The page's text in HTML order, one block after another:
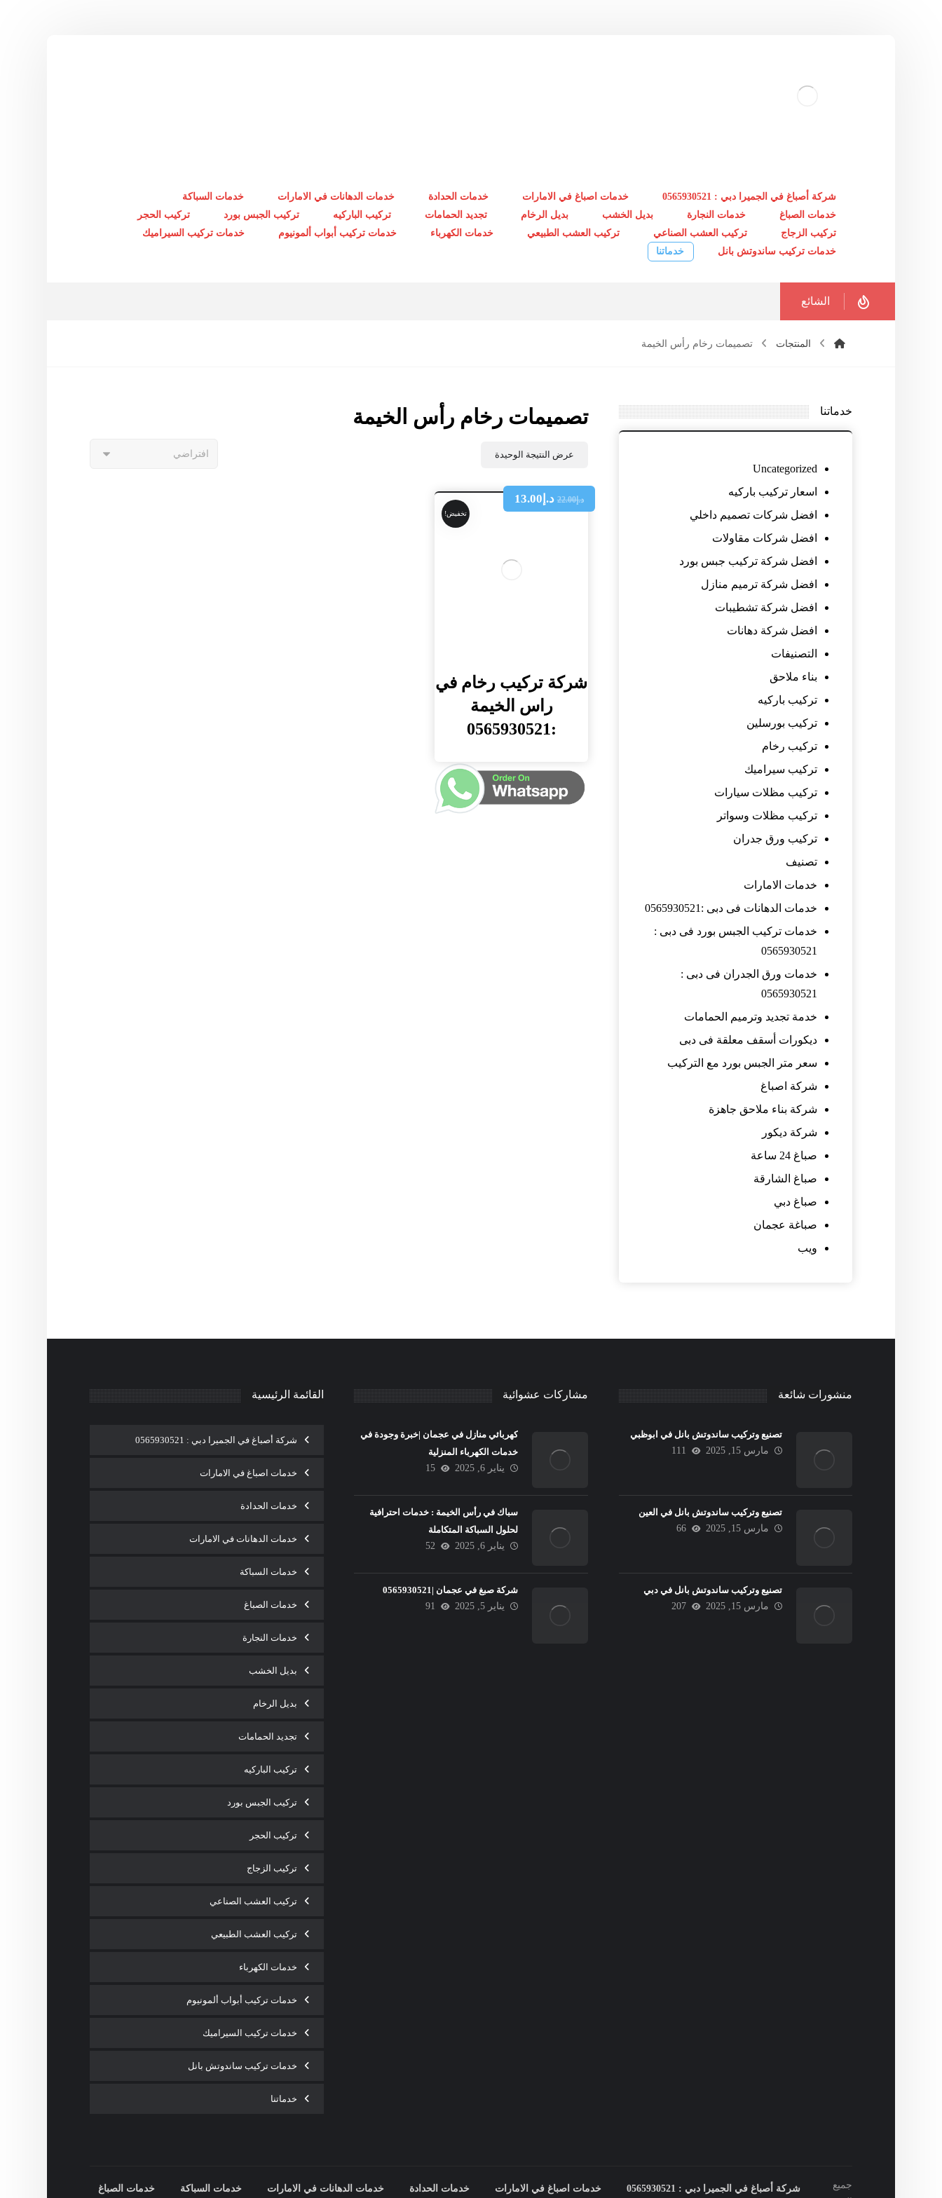
شركة أصباغ في الجميرا دبي : 0565930521 خدمات اصباغ في الامارات خدمات الحدادة خدمات الدهانات في الامارات
خدمات السباكة
خدمات الصباغ
خدمات النجارة بديل الخشب بديل الرخام تجديد الحمامات تركيب الباركيه تركيب الجبس بورد
تركيب الحجر
تركيب الزجاج
تركيب العشب الصناعي تركيب العشب الطبيعي خدمات الكهرباء خدمات تركيب أبواب ألمونيوم
خدمات تركيب السيراميك
خدمات تركيب ساندوتش بانل
خدماتنا
الشائع
المنتجات تصميمات رخام رأس الخيمة
تصميمات رخام رأس الخيمة
عرض النتيجة الوحيدة
تخفيض!
شركة تركيب رخام في
راس الخيمة
:0565930521
د.إ22.00 د.إ 13.00
خدماتنا
Uncategorized
اسعار تركيب باركيه
افضل شركات تصميم داخلي
افضل شركات مقاولات
افضل شركة تركيب جبس بورد
افضل شركة ترميم منازل
افضل شركة تشطيبات
افضل شركة دهانات
التصنيفات
بناء ملاحق
تركيب باركيه
تركيب بورسلين
تركيب رخام
تركيب سيراميك
تركيب مظلات سيارات
تركيب مظلات وسواتر
تركيب ورق جدران
تصنيف
خدمات الامارات
خدمات الدهانات فى دبى :0565930521
خدمات تركيب الجبس بورد فى دبى :
0565930521
خدمات ورق الجدران فى دبى :
0565930521
خدمة تجديد وترميم الحمامات
ديكورات أسقف معلقة فى دبى
سعر متر الجبس بورد مع التركيب
شركة اصباغ
شركة بناء ملاحق جاهزة
شركة ديكور
صباغ 24 ساعة
صباغ الشارقة
صباغ دبي
صباغة عجمان
ويب
منشورات شائعة
تصنيع وتركيب ساندوتش بانل في ابوظبي
مارس 15, 2025
111
تصنيع وتركيب ساندوتش بانل في العين
مارس 15, 2025
66
تصنيع وتركيب ساندوتش بانل في دبي
مارس 15, 2025
207
مشاركات عشوائية
كهربائي منازل في عجمان |خبرة وجودة في
خدمات الكهرباء المنزلية
يناير 6, 2025
15
سباك في رأس الخيمة : خدمات احترافية
لحلول السباكة المتكاملة
يناير 6, 2025
52
شركة صبغ في عجمان |0565930521
يناير 5, 2025
91
القائمة الرئيسية
شركة أصباغ في الجميرا دبي : 0565930521
خدمات اصباغ في الامارات
خدمات الحدادة
خدمات الدهانات في الامارات
خدمات السباكة
خدمات الصباغ
خدمات النجارة
بديل الخشب
بديل الرخام
تجديد الحمامات
تركيب الباركيه
تركيب الجبس بورد
تركيب الحجر
تركيب الزجاج
تركيب العشب الصناعي
تركيب العشب الطبيعي
خدمات الكهرباء
خدمات تركيب أبواب ألمونيوم
خدمات تركيب السيراميك
خدمات تركيب ساندوتش بانل
خدماتنا
جميع
شركة أصباغ في الجميرا دبي : 0565930521 خدمات اصباغ في الامارات خدمات الحدادة خدمات الدهانات في الامارات خدمات السباكة خدمات الصباغ